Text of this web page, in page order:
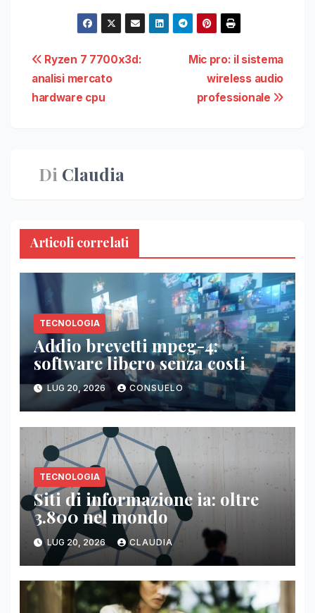
Navigazione
articoli
Mic pro: il sistema
wireless audio
professionale
Ryzen 7 7700x3d:
analisi mercato
hardware cpu
Di Claudia
Articoli correlati
TECNOLOGIA
Addio brevetti mpeg-4:
software libero senza costi
LUG 20, 2026 CONSUELO
TECNOLOGIA
Siti di informazione ia: oltre
3.800 nel mondo
LUG 20, 2026 CLAUDIA